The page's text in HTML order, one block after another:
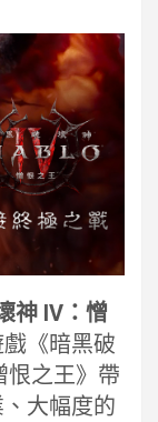
神 IV：憎
《暗黑破
恨之王》帶
大幅度的